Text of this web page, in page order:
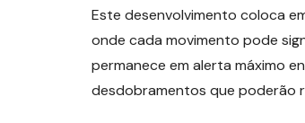
Este desenvolvimento coloca
onde cada movimento pode
permanece em alerta máximo
desdobramentos que poderão